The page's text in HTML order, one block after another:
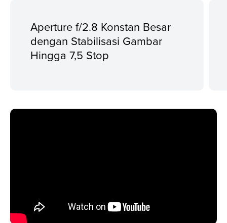
Aperture f/2.8 Konstan Besar
dengan Stabilisasi Gambar
Hingga 7,5 Stop